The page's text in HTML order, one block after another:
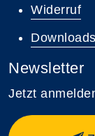
Widerruf
Downloads
Newsletter
Jetzt